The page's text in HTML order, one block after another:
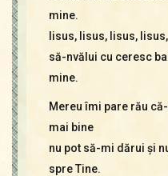
mine.
Iisus, Iisus, Iisus, Iisus,
să-nvălui cu ceresc
mine.
Mereu îmi pare rău
mai bine
nu pot să-mi dărui şi
spre Tine.